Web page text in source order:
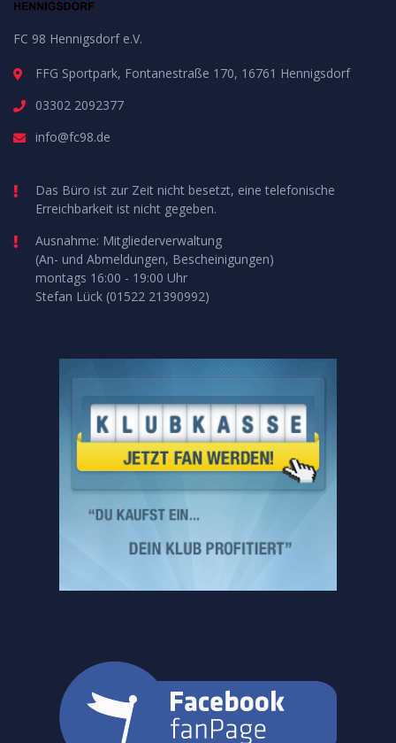
FC 98 Hennigsdorf e.V.
FFG Sportpark, Fontanestraße 170, 16761 Hennigsdorf
03302 2092377
info@fc98.de
Das Büro ist zur Zeit nicht besetzt, eine telefonische
Erreichbarkeit ist nicht gegeben.
Ausnahme: Mitgliederverwaltung
(An- und Abmeldungen, Bescheinigungen)
montags 16:00 - 19:00 Uhr
Stefan Lück (01522 21390992)